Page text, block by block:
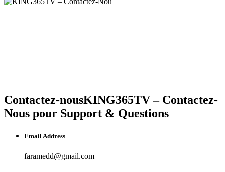
Contactez-nousKING365TV – Contactez-
Nous pour Support & Questions
Email Address
faramedd@gmail.com